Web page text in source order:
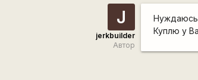
J
jerkbuilder
Автор
Нуждаюсь
Куплю у